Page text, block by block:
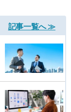
記事一覧へ ≫